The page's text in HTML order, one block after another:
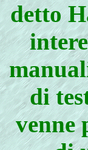
detto
di
venne